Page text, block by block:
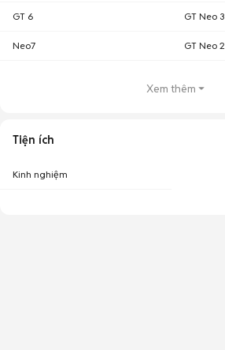
GT 6 GT Neo 3
Neo7 GT Neo 2
Xem thêm
Tiện ích
Kinh nghiệm